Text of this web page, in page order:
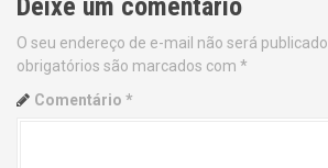
t
n
a
Deixe um comentário
O seu endereço de e-mail não será publicado.
obrigatórios são marcados com *
Comentário *